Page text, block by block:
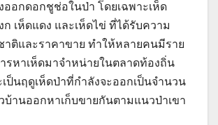
ออกดอกชูช่อในป่า โดยเฉพาะเห็ด
ก เห็ดแดง และเห็ดไข่ ที่ได้รับความ
าติและราคาขาย ทำให้หลายคนมีราย
รหาเห็ดมาจำหน่ายในตลาดท้องถิ่น
ป็นฤดูเห็ดป่าที่กำลังจะออกเป็นจำนวน
บ้านออกหาเก็บขายกันตามแนวป่าเขา